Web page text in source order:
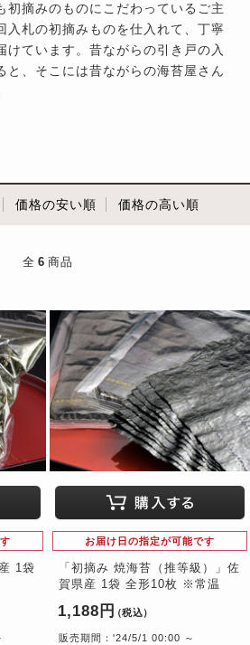
初摘みのものにこだわっているご主
入札の初摘みものを仕入れて、丁寧
けています。昔ながらの引き戸の入
と、そこには昔ながらの海苔屋さん
価格の安い順 価格の高い順
全 6 商品
1袋
お届け日の指定が可能です
「初摘み 焼海苔（推等級）」佐
賀県産 1袋 全形10枚 ※常温
1,188円 （税込）
販売期間：'24/5/1 00:00 ～